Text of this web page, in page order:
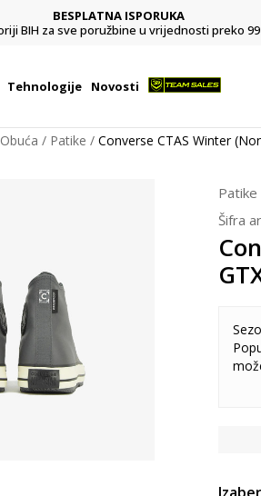
BESPLATNA ISPORUKA
BIH za sve poružbine u vrijednosti preko 99
Tehnologije Novosti
Obuća Patike Converse CTAS Winter
Patike
Šifra